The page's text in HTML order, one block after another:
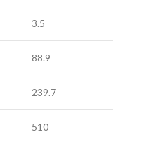
3.5
88.9
239.7
510